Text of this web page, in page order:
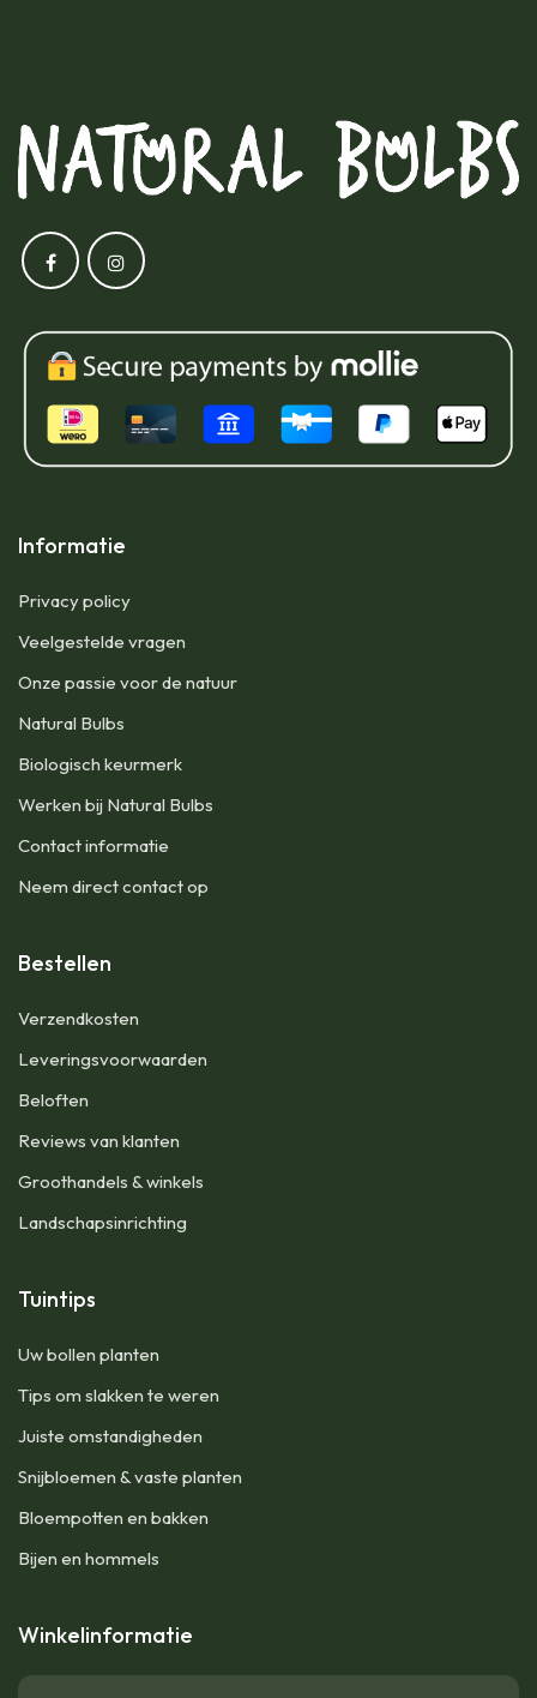
Informatie
Privacy policy
Veelgestelde vragen
Onze passie voor de natuur
Natural Bulbs
Biologisch keurmerk
Werken bij Natural Bulbs
Contact informatie
Neem direct contact op
Bestellen
Verzendkosten
Leveringsvoorwaarden
Beloften
Reviews van klanten
Groothandels & winkels
Landschapsinrichting
Tuintips
Uw bollen planten
Tips om slakken te weren
Juiste omstandigheden
Snijbloemen & vaste planten
Bloempotten en bakken
Bijen en hommels
Winkelinformatie